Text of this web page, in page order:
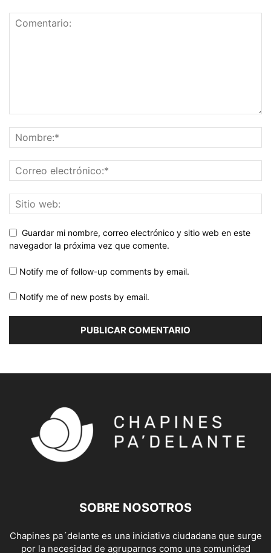
Guardar mi nombre, correo electrónico y sitio web en este
navegador la próxima vez que comente.
Notify me of follow-up comments by email.
Notify me of new posts by email.
SOBRE NOSOTROS
Chapines pa´delante es una iniciativa ciudadana que surge
por la necesidad de agruparnos como una comunidad